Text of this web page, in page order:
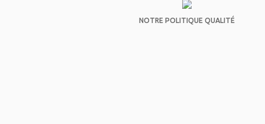
NOTRE POLITIQUE QUALITÉ